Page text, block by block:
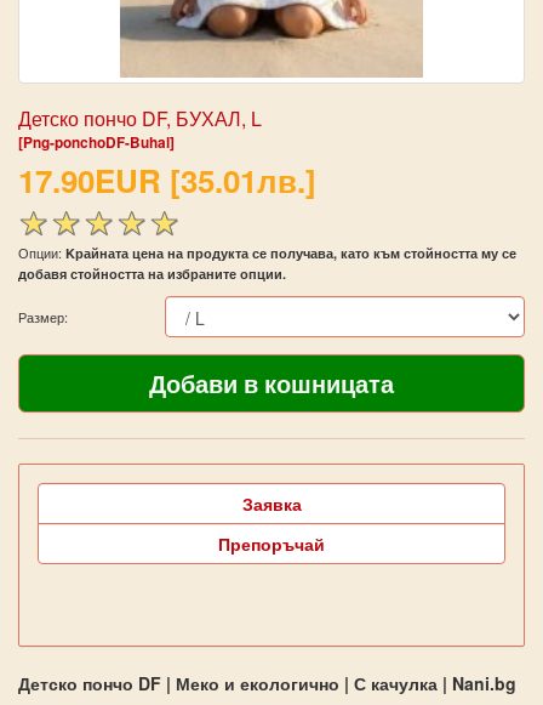
Детско пончо DF, БУХАЛ, L
[Png-ponchoDF-Buhal]
17.90EUR [35.01лв.]
Опции: Kрайната цена на продукта се получава, като към стойността му се
добавя стойността на избраните опции.
Размер:
Заявка
Препоръчай
Детско пончо DF | Меко и екологично | С качулка | Nani.bg